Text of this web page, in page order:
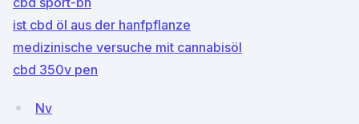
ist cbd öl aus der hanfpflanze
medizinische versuche mit cannabisöl
cbd 350v pen
Nv